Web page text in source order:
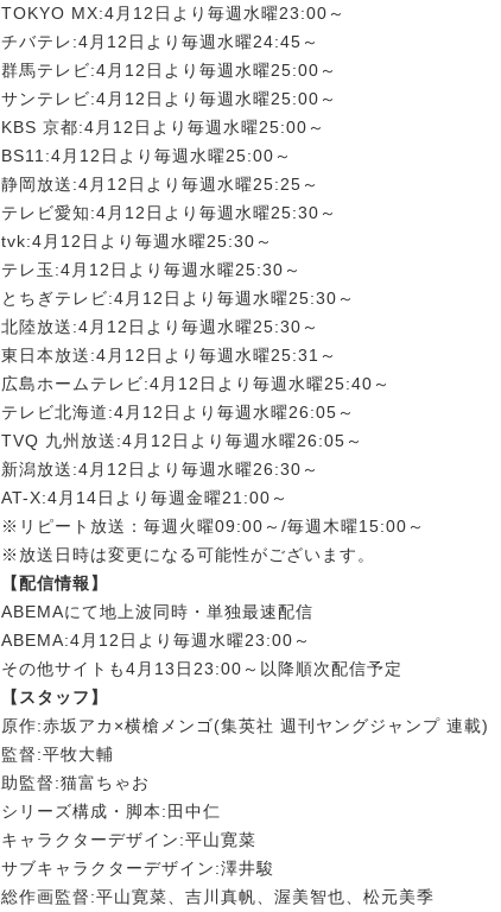
TOKYO MX:4月12日より毎週水曜23:00～
チバテレ:4月12日より毎週水曜24:45～
群馬テレビ:4月12日より毎週水曜25:00～
サンテレビ:4月12日より毎週水曜25:00～
KBS 京都:4月12日より毎週水曜25:00～
BS11:4月12日より毎週水曜25:00～
静岡放送:4月12日より毎週水曜25:25～
テレビ愛知:4月12日より毎週水曜25:30～
tvk:4月12日より毎週水曜25:30～
テレ玉:4月12日より毎週水曜25:30～
とちぎテレビ:4月12日より毎週水曜25:30～
北陸放送:4月12日より毎週水曜25:30～
東日本放送:4月12日より毎週水曜25:31～
広島ホームテレビ:4月12日より毎週水曜25:40～
テレビ北海道:4月12日より毎週水曜26:05～
TVQ 九州放送:4月12日より毎週水曜26:05～
新潟放送:4月12日より毎週水曜26:30～
AT-X:4月14日より毎週金曜21:00～
※リピート放送：毎週火曜09:00～/毎週木曜15:00～
※放送日時は変更になる可能性がございます。
【配信情報】
ABEMAにて地上波同時・単独最速配信
ABEMA:4月12日より毎週水曜23:00～
その他サイトも4月13日23:00～以降順次配信予定
【スタッフ】
原作:赤坂アカ×横槍メンゴ(集英社 週刊ヤングジャンプ 連載)
監督:平牧大輔
助監督:猫富ちゃお
シリーズ構成・脚本:田中仁
キャラクターデザイン:平山寛菜
サブキャラクターデザイン:澤井駿
総作画監督:平山寛菜、吉川真帆、渥美智也、松元美季